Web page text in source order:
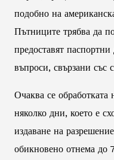
подобно на
Пътниците трябва да
предоставят
въпроси, свързани със
Очаква се обработката
няколко дни, което е
издаване на
обикновено отнема до